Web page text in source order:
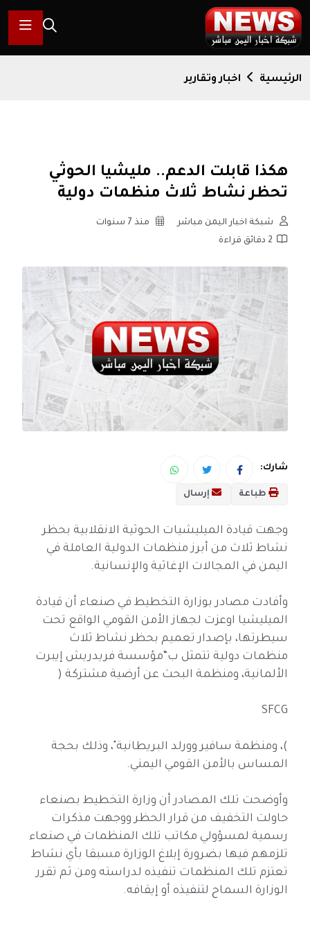
الرئيسية اخبار وتقارير
هكذا قابلت الدعم.. مليشيا الحوثي
تحظر نشاط ثلاث منظمات دولية
شبكة اخبار اليمن مباشر
منذ 7 سنوات
2 دقائق قراءة
شارك:
طباعة إرسال
وجهت قيادة الميليشيات الحوثية الانقلابية بحظر
نشاط ثلاث من أبرز منظمات الدولية العاملة في
اليمن في المجالات الإغاثية والإنسانية.
وأفادت مصادر بوزارة التخطيط في صنعاء أن قيادة
الميليشيا اوعزت لجهاز الأمن القومي الواقع تحت
سيطرتها، بإصدار تعميم بحظر نشاط ثلاث
منظمات دولية تتمثل ب“مؤسسة فريدريش إيبرت
الألمانية، ومنظمة البحث عن أرضية مشتركة (
SFCG
)، ومنظمة سافير وورلد البريطانية"، وذلك بحجة
المساس بالأمن القومي اليمني.
وأوضحت تلك المصادر أن وزارة التخطيط بصنعاء
حاولت التخفيف من قرار الحظر ووجهت مذكرات
رسمية لمسؤولي مكاتب تلك المنظمات في صنعاء
تلزمهم فيها بضرورة إبلاغ الوزارة مسبقا بأي نشاط
تعتزم تلك المنظمات تنفيذه لدراسته ومن ثم تقرر
الوزارة السماح لتنفيذه أو إيقافه.